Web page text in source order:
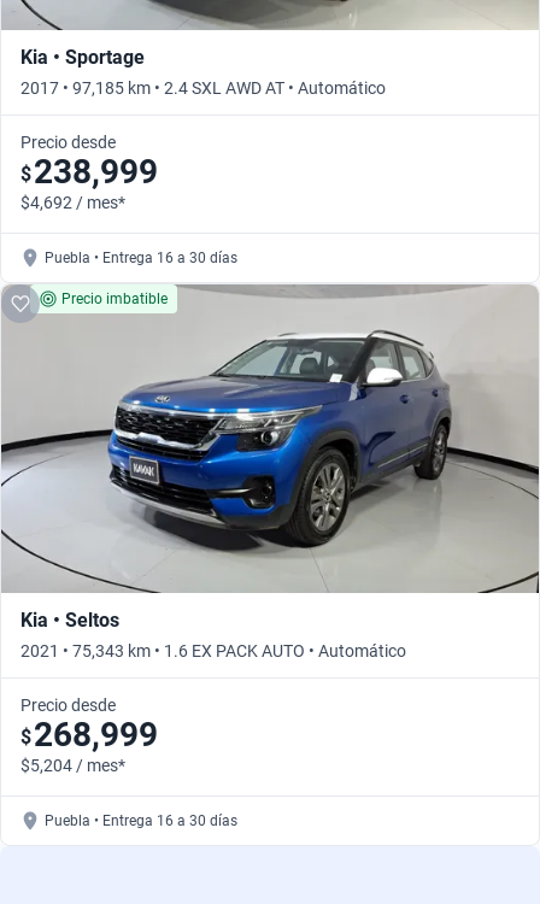
Kia • Sportage
2017 • 97,185 km • 2.4 SXL AWD AT • Automático
Precio desde
$238,999
$4,692 / mes*
Puebla • Entrega 16 a 30 días
Precio imbatible
Kia • Seltos
2021 • 75,343 km • 1.6 EX PACK AUTO • Automático
Precio desde
$268,999
$5,204 / mes*
Puebla • Entrega 16 a 30 días